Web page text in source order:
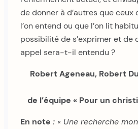
de donner à d’autres que ceux
l’on entend ou que l’on lit
possibilité de s’exprimer et de
appel sera-t-il entendu ?
Robert Ageneau, Robert
de l’équipe « Pour un
En note : « Une recherche